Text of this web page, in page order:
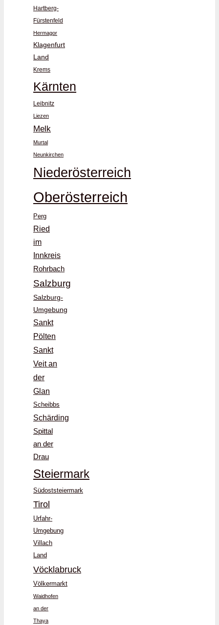
Hartberg-
Fürstenfeld
Hermagor
Klagenfurt
Land
Krems
Kärnten
Leibnitz
Liezen
Melk
Murtal
Neunkirchen
Niederösterreich
Oberösterreich
Perg
Ried
im
Innkreis
Rohrbach
Salzburg
Salzburg-
Umgebung
Sankt
Pölten
Sankt
Veit an
der
Glan
Scheibbs
Schärding
Spittal
an der
Drau
Steiermark
Südoststeiermark
Tirol
Urfahr-
Umgebung
Villach
Land
Vöcklabruck
Völkermarkt
Waidhofen
an der
Thaya